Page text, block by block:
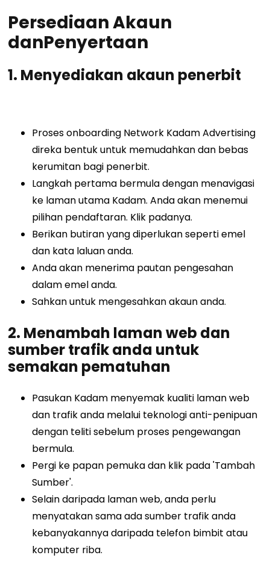
Persediaan Akaun
danPenyertaan
1. Menyediakan akaun penerbit
Proses onboarding Network Kadam Advertising
direka bentuk untuk memudahkan dan bebas
kerumitan bagi penerbit.
Langkah pertama bermula dengan menavigasi
ke laman utama Kadam. Anda akan menemui
pilihan pendaftaran. Klik padanya.
Berikan butiran yang diperlukan seperti emel
dan kata laluan anda.
Anda akan menerima pautan pengesahan
dalam emel anda.
Sahkan untuk mengesahkan akaun anda.
2. Menambah laman web dan
sumber trafik anda untuk
semakan pematuhan
Pasukan Kadam menyemak kualiti laman web
dan trafik anda melalui teknologi anti-penipuan
dengan teliti sebelum proses pengewangan
bermula.
Pergi ke papan pemuka dan klik pada 'Tambah
Sumber'.
Selain daripada laman web, anda perlu
menyatakan sama ada sumber trafik anda
kebanyakannya daripada telefon bimbit atau
komputer riba.